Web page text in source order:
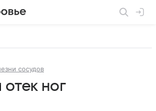
сосудов
ног